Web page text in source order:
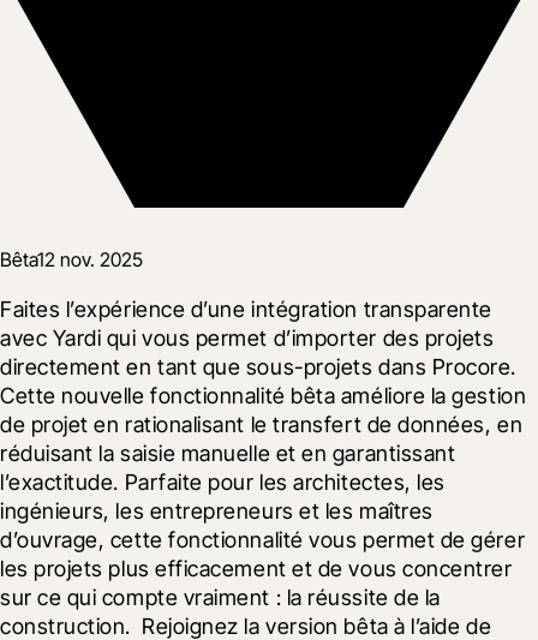
Bêta12 nov. 2025
Faites l’expérience d’une intégration transparente
avec Yardi qui vous permet d’importer des projets
directement en tant que sous-projets dans Procore.
Cette nouvelle fonctionnalité bêta améliore la gestion
de projet en rationalisant le transfert de données, en
réduisant la saisie manuelle et en garantissant
l’exactitude. Parfaite pour les architectes, les
ingénieurs, les entrepreneurs et les maîtres
d’ouvrage, cette fonctionnalité vous permet de gérer
les projets plus efficacement et de vous concentrer
sur ce qui compte vraiment : la réussite de la
construction.  Rejoignez la version bêta à l’aide de